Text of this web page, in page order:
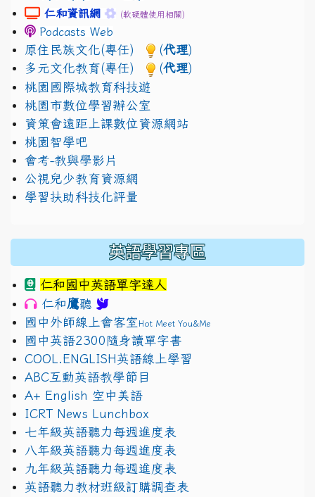
link to https://sites.google.com/
仁和資訊網 link to https://sites.google.com/
(軟硬體使用相關)
Podcasts Web
原住民族文化(專任) (代理)
多元文化教育(專任)
(代理)
桃園國際城教育科技遊
桃園市數位學習辦公室
資策會遠距上課數位資源網站
桃園智學吧
會考-教與學影片
公視兒少教育資源網
學習扶助科技化評量
英語學習專區
仁和國中英語單字達人
仁和鷹聽
國中外師線上會客室Hot Meet You&Me
國中英語2300隨身讀單字書
COOL.ENGLISH英語線上學習
ABC互動英語教學節目
A+ English 空中美語
ICRT News Lunchbox
七年級英語聽力每週進度表
八年級英語聽力每週進度表
九年級英語聽力每週進度表
英語聽力教材班級訂購調查表